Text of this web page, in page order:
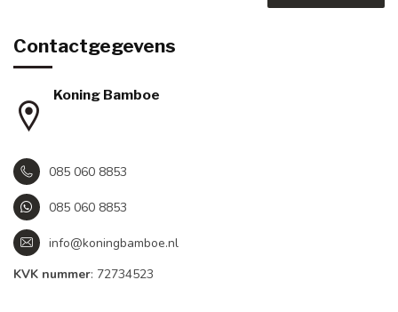
Contactgegevens
085 060 8853
085 060 8853
info@koningbamboe.nl
KVK nummer: 72734523
Koning Bamboe